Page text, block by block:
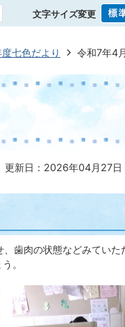
文字サイズ変更
七色だより 令和7年4月
更新日：2026年04月27日
歯肉の状態などみていた
。